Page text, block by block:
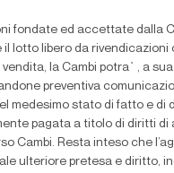
fondate ed accettate dalla
lotto libero da
la Cambi potra`, a
preventiva
medesimo stato di fatto e di
pagata a titolo di diritti
Cambi. Resta inteso che
ulteriore pretesa e diritto,